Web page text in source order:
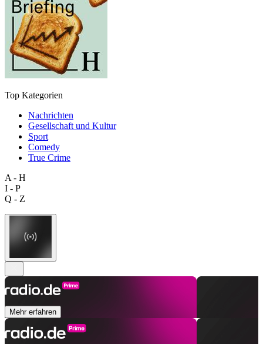
Top Kategorien
Nachrichten
Gesellschaft und Kultur
Sport
Comedy
True Crime
A - H
I - P
Q - Z
Mehr erfahren